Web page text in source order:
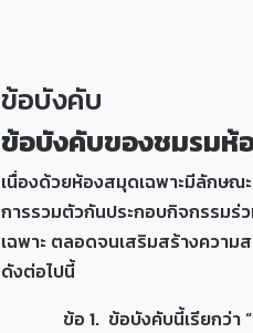
ข้อบังคับ
ข้อบังคับของชมรมห้
เนื่องด้วยห้องสมุดเฉพาะมีลักษณ
การรวมตัวกันประกอบกิจกรรมร่
เฉพาะ ตลอดจนเสริมสร้างควา
ดังต่อไปนี้
ข้อ 1. ข้อบังคับนี้เรียกว่า “ข้